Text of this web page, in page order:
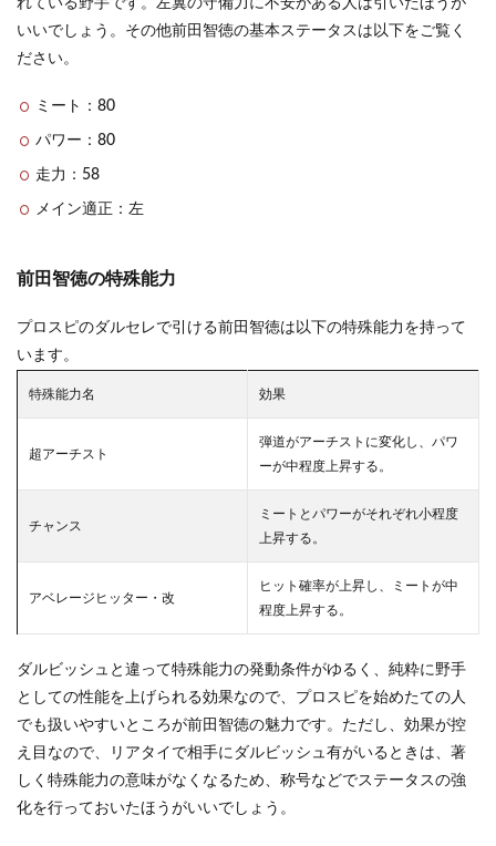
れている野手です。左翼の守備力に不安がある人は引いたほうが
いいでしょう。その他前田智徳の基本ステータスは以下をご覧く
ださい。
ミート：80
パワー：80
走力：58
メイン適正：左
前田智徳の特殊能力
プロスピのダルセレで引ける前田智徳は以下の特殊能力を持って
います。
特殊能力名 効果
超アーチスト
弾道がアーチストに変化し、パワ
ーが中程度上昇する。
チャンス
ミートとパワーがそれぞれ小程度
上昇する。
アベレージヒッター・改
ヒット確率が上昇し、ミートが中
程度上昇する。
ダルビッシュと違って特殊能力の発動条件がゆるく、純粋に野手
としての性能を上げられる効果なので、プロスピを始めたての人
でも扱いやすいところが前田智徳の魅力です。ただし、効果が控
え目なので、リアタイで相手にダルビッシュ有がいるときは、著
しく特殊能力の意味がなくなるため、称号などでステータスの強
化を行っておいたほうがいいでしょう。